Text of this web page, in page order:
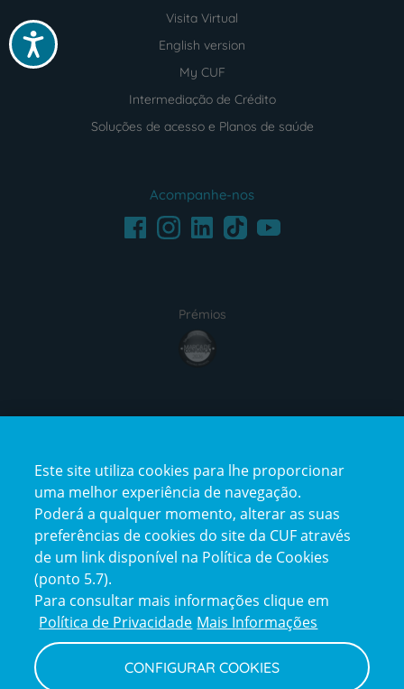
Acessibilidade
Visita Virtual
English version
My CUF
Intermediação de Crédito
Soluções de acesso e Planos de saúde
Acompanhe-nos
FacebookInstagramLinkedInTikTokYoutube
Prémios
award4
certification2certification3
Reclamações
e
elogios
Este site utiliza cookies para lhe proporcionar
uma melhor experiência de navegação.
Poderá a qualquer momento, alterar as suas
preferências de cookies do site da CUF através
de um link disponível na Política de Cookies
(ponto 5.7).
Para consultar mais informações clique em
Política de Privacidade Mais Informações
CONFIGURAR COOKIES